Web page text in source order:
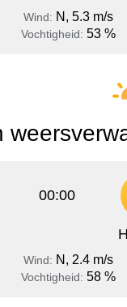
Wind: N, 5.3 m/s
Vochtigheid: 53 %
00:00
Wind: N, 2.4 m/s
Vochtigheid: 58 %